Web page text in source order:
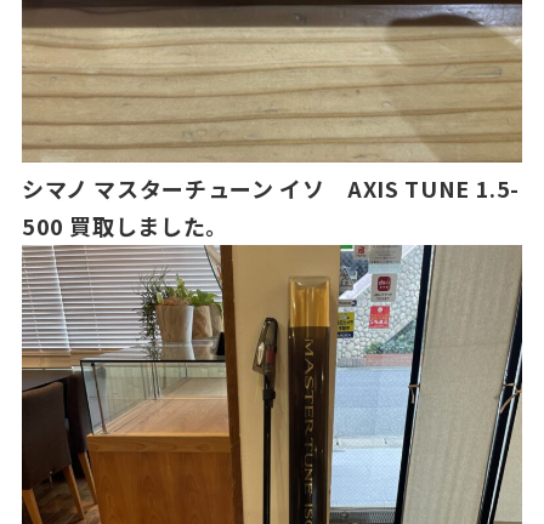
シマノ マスターチューン イソ AXIS TUNE 1.5-
500 買取しました。